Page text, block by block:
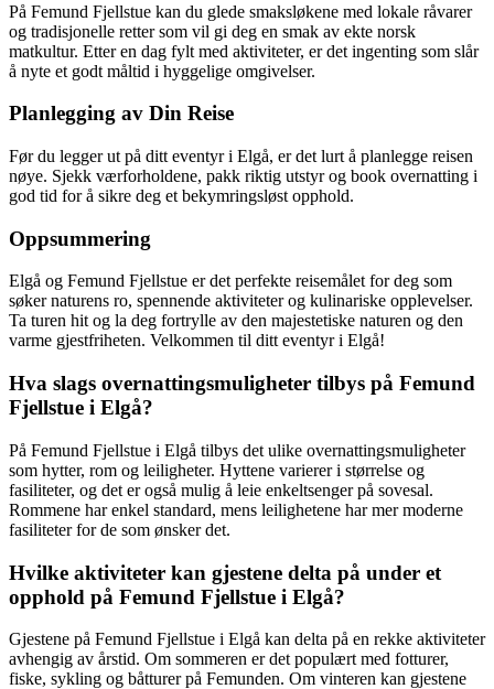
På Femund Fjellstue kan du glede smaksløkene med lokale råvarer
og tradisjonelle retter som vil gi deg en smak av ekte norsk
matkultur. Etter en dag fylt med aktiviteter, er det ingenting som slår
å nyte et godt måltid i hyggelige omgivelser.
Planlegging av Din Reise
Før du legger ut på ditt eventyr i Elgå, er det lurt å planlegge reisen
nøye. Sjekk værforholdene, pakk riktig utstyr og book overnatting i
god tid for å sikre deg et bekymringsløst opphold.
Oppsummering
Elgå og Femund Fjellstue er det perfekte reisemålet for deg som
søker naturens ro, spennende aktiviteter og kulinariske opplevelser.
Ta turen hit og la deg fortrylle av den majestetiske naturen og den
varme gjestfriheten. Velkommen til ditt eventyr i Elgå!
Hva slags overnattingsmuligheter tilbys på Femund
Fjellstue i Elgå?
På Femund Fjellstue i Elgå tilbys det ulike overnattingsmuligheter
som hytter, rom og leiligheter. Hyttene varierer i størrelse og
fasiliteter, og det er også mulig å leie enkeltsenger på sovesal.
Rommene har enkel standard, mens leilighetene har mer moderne
fasiliteter for de som ønsker det.
Hvilke aktiviteter kan gjestene delta på under et
opphold på Femund Fjellstue i Elgå?
Gjestene på Femund Fjellstue i Elgå kan delta på en rekke aktiviteter
avhengig av årstid. Om sommeren er det populært med fotturer,
fiske, sykling og båtturer på Femunden. Om vinteren kan gjestene